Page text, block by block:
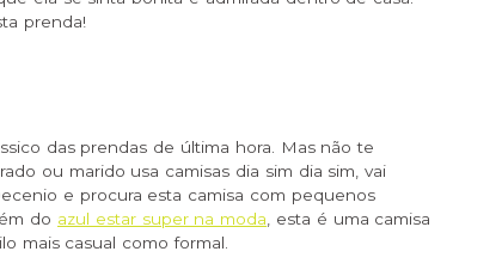
prenda!
das prendas de última hora. Mas não te
ou marido usa camisas dia sim dia sim, vai
e procura esta camisa com pequenos
do azul estar super na moda, esta é uma camisa
mais casual como formal.